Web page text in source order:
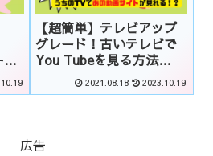
【超簡単】テレビアップ
グレード！古いテレビで
You Tubeを見る方法
【Fire TV stick】
2021.08.18 2023.10.19
広告